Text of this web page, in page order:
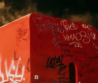
a Chile y
a casi 10
de este
Movistar